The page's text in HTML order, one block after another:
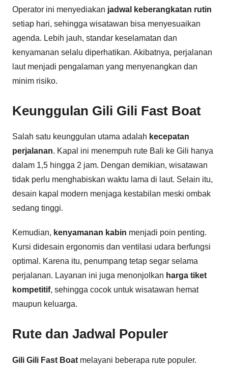
Operator ini menyediakan jadwal keberangkatan rutin
setiap hari, sehingga wisatawan bisa menyesuaikan
agenda. Lebih jauh, standar keselamatan dan
kenyamanan selalu diperhatikan. Akibatnya, perjalanan
laut menjadi pengalaman yang menyenangkan dan
minim risiko.
Keunggulan Gili Gili Fast Boat
Salah satu keunggulan utama adalah kecepatan
perjalanan. Kapal ini menempuh rute Bali ke Gili hanya
dalam 1,5 hingga 2 jam. Dengan demikian, wisatawan
tidak perlu menghabiskan waktu lama di laut. Selain itu,
desain kapal modern menjaga kestabilan meski ombak
sedang tinggi.
Kemudian, kenyamanan kabin menjadi poin penting.
Kursi didesain ergonomis dan ventilasi udara berfungsi
optimal. Karena itu, penumpang tetap segar selama
perjalanan. Layanan ini juga menonjolkan harga tiket
kompetitif, sehingga cocok untuk wisatawan hemat
maupun keluarga.
Rute dan Jadwal Populer
Gili Gili Fast Boat melayani beberapa rute populer.